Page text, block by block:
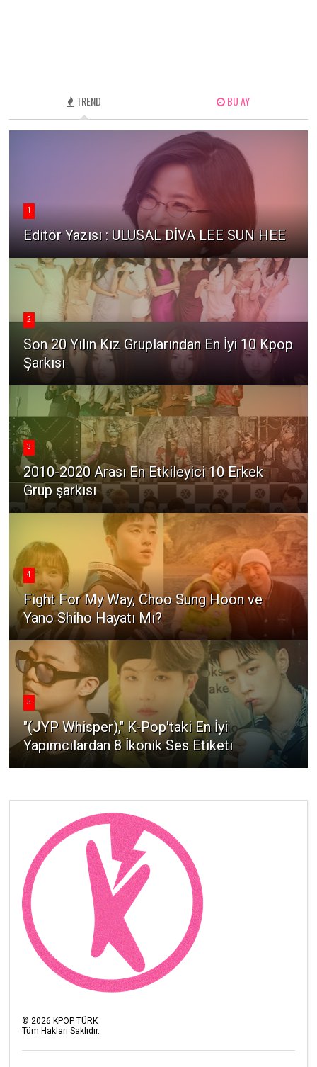
TREND BU AY
1
Editör Yazısı : ULUSAL DİVA LEE SUN HEE
2
Son 20 Yılın Kız Gruplarından En İyi 10 Kpop
Şarkısı
3
2010-2020 Arası En Etkileyici 10 Erkek
Grup şarkısı
4
Fight For My Way, Choo Sung Hoon ve
Yano Shiho Hayatı Mı?
5
"(JYP Whisper)," K-Pop'taki En İyi
Yapımcılardan 8 İkonik Ses Etiketi
©2026 KPOP TÜRK
Tüm Hakları Saklıdır.